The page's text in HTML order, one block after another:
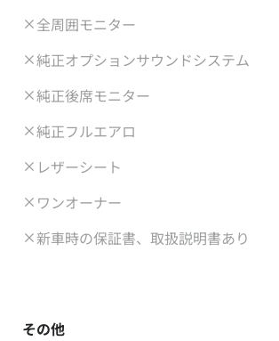
全周囲モニター
純正オプションサウンドシステム
純正後席モニター
純正フルエアロ
レザーシート
ワンオーナー
新車時の保証書、取扱説明書あり
その他